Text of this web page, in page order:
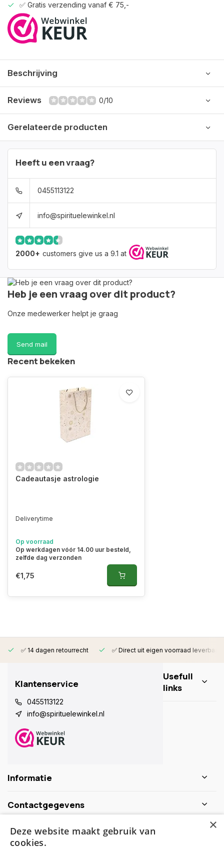
✅ Gratis verzending vanaf € 75,-
Beschrijving
Reviews 0/10
Gerelateerde producten
Heeft u een vraag?
0455113122
info@spirituelewinkel.nl
2000+ customers give us a 9.1 at
Heb je een vraag over dit product?
Onze medewerker helpt je graag
Send mail
Recent bekeken
Cadeautasje astrologie
Deliverytime
Op voorraad
Op werkdagen vóór 14.00 uur besteld,
zelfde dag verzonden
€1,75
✅ 14 dagen retourrecht ✅ Direct uit eigen voorraad leverbaar
Klantenservice
0455113122
info@spirituelewinkel.nl
Usefull
links
Informatie
Contactgegevens
Schijf je nu in voor de nieuwsbrief
×
Deze website maakt gebruik van
cookies.